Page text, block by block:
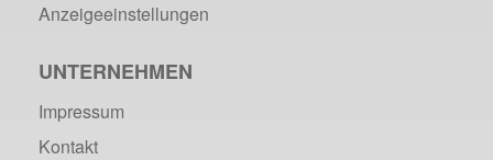
Anzeigeeinstellungen
UNTERNEHMEN
Impressum
Kontakt